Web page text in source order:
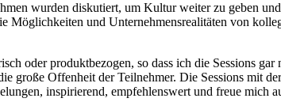
wur­den dis­ku­tiert, um Kul­tur wei­ter zu geben
Mög­lich­kei­ten und Unter­neh­mens­rea­li­tä­ten von
oder pro­dukt­be­zo­gen, so dass ich die Ses­si­ons gar
Offen­heit der Teil­neh­mer. Die Ses­si­ons mit
inspi­rie­rend, emp­feh­lens­wert und freue mich